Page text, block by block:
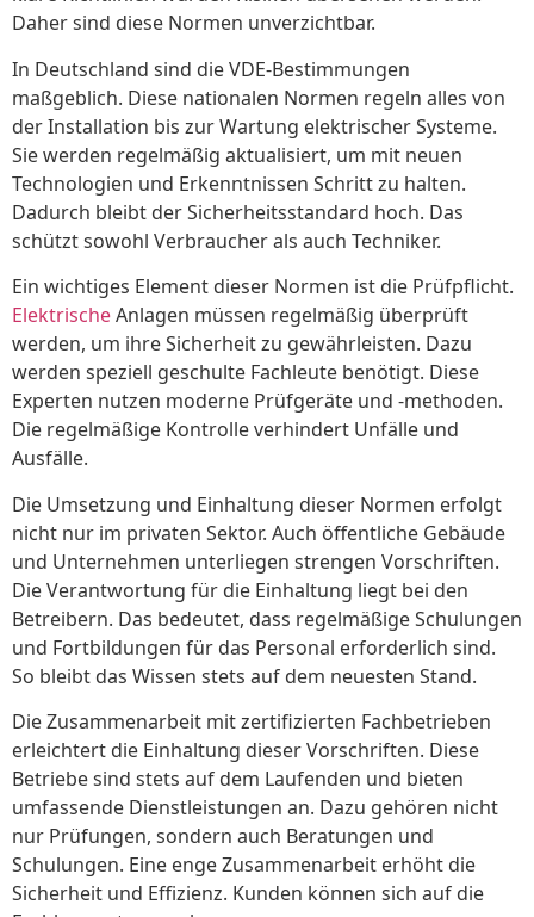
Daher sind diese Normen unverzichtbar.
In Deutschland sind die VDE-Bestimmungen
maßgeblich. Diese nationalen Normen regeln alles von
der Installation bis zur Wartung elektrischer Systeme.
Sie werden regelmäßig aktualisiert, um mit neuen
Technologien und Erkenntnissen Schritt zu halten.
Dadurch bleibt der Sicherheitsstandard hoch. Das
schützt sowohl Verbraucher als auch Techniker.
Ein wichtiges Element dieser Normen ist die Prüfpflicht.
ElektrischeAnlagen müssen regelmäßig überprüft
werden, um ihre Sicherheit zu gewährleisten. Dazu
werden speziell geschulte Fachleute benötigt. Diese
Experten nutzen moderne Prüfgeräte und -methoden.
Die regelmäßige Kontrolle verhindert Unfälle und
Ausfälle.
Die Umsetzung und Einhaltung dieser Normen erfolgt
nicht nur im privaten Sektor. Auch öffentliche Gebäude
und Unternehmen unterliegen strengen Vorschriften.
Die Verantwortung für die Einhaltung liegt bei den
Betreibern. Das bedeutet, dass regelmäßige Schulungen
und Fortbildungen für das Personal erforderlich sind.
So bleibt das Wissen stets auf dem neuesten Stand.
Die Zusammenarbeit mit zertifizierten Fachbetrieben
erleichtert die Einhaltung dieser Vorschriften. Diese
Betriebe sind stets auf dem Laufenden und bieten
umfassende Dienstleistungen an. Dazu gehören nicht
nur Prüfungen, sondern auch Beratungen und
Schulungen. Eine enge Zusammenarbeit erhöht die
Sicherheit und Effizienz. Kunden können sich auf die